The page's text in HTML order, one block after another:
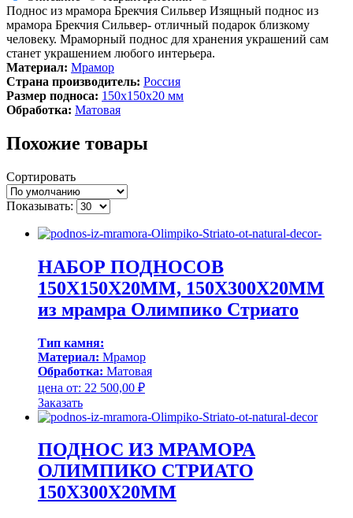
Поднос из мрамора Брекчия Сильвер Изящный поднос из
мрамора Брекчия Сильвер- отличный подарок близкому
человеку. Мраморный поднос для хранения украшений сам
станет украшением любого интерьера.
Материал: Мрамор
Страна производитель: Россия
Размер подноса: 150х150х20 мм
Обработка: Матовая
Похожие товары
Сортировать
Показывать:
НАБОР ПОДНОСОВ
150Х150Х20ММ, 150Х300Х20ММ
из мрамра Олимпико Стриато
Тип камня:
Материал: Мрамор
Обработка: Матовая
цена от: 22 500,00 ₽
Заказать
ПОДНОС ИЗ МРАМОРА
ОЛИМПИКО СТРИАТО
150Х300Х20ММ